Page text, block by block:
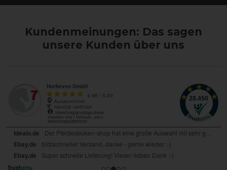
Kundenmeinungen: Das sagen
unsere Kunden über uns